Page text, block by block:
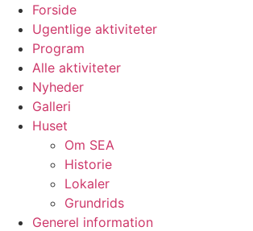
Videre
indhold
Forside
Ugentlige aktiviteter
Program
Alle aktiviteter
Nyheder
Galleri
Huset
Om SEA
Historie
Lokaler
Grundrids
Generel information